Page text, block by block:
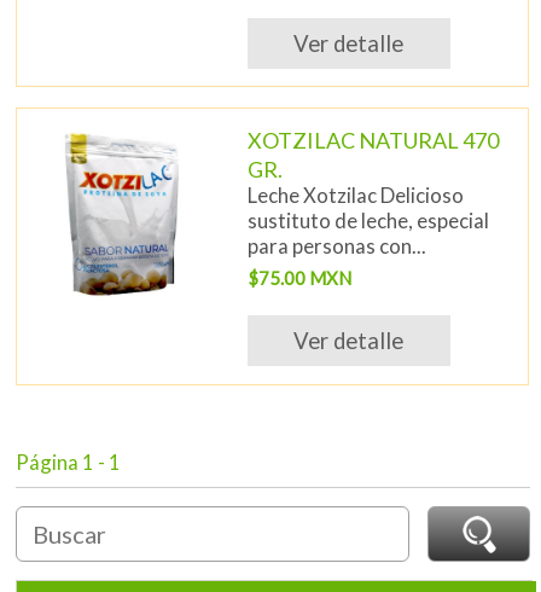
Ver detalle
XOTZILAC NATURAL 470
GR.
Leche Xotzilac Delicioso
sustituto de leche, especial
para personas con...
$75.00 MXN
Ver detalle
Página 1 - 1